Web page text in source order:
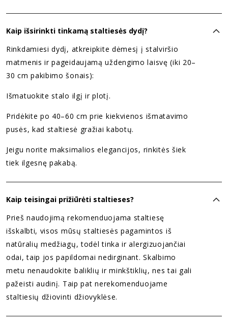
Kaip išsirinkti tinkamą staltiesės dydį?
Rinkdamiesi dydį, atkreipkite dėmesį į stalviršio
matmenis ir pageidaujamą uždengimo laisvę (iki 20–
30 cm pakibimo šonais):
Išmatuokite stalo ilgį ir plotį.
Pridėkite po 40–60 cm prie kiekvienos išmatavimo
pusės, kad staltiesė gražiai kabotų.
Jeigu norite maksimalios elegancijos, rinkitės šiek
tiek ilgesnę pakabą.
Kaip teisingai prižiūrėti staltieses?
Prieš naudojimą rekomenduojama staltiesę
išskalbti, visos mūsų staltiesės pagamintos iš
natūralių medžiagų, todėl tinka ir alergizuojančiai
odai, taip jos papildomai nedirginant. Skalbimo
metu nenaudokite baliklių ir minkštiklių, nes tai gali
pažeisti audinį. Taip pat nerekomenduojame
staltiesių džiovinti džiovyklėse.